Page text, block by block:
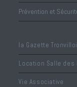
Prévention et
la Gazette
Location Salle des
Vie Associative